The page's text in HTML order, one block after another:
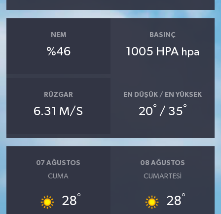
NEM
%46
BASINÇ
1005 HPA hpa
RÜZGAR
6.31 M/S
EN DÜŞÜK / EN YÜKSEK
20° / 35°
07 AĞUSTOS
CUMA
28°
08 AĞUSTOS
CUMARTESI
28°